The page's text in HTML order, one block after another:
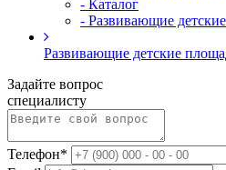
- Каталог
- Развивающие
Развивающие детские
Задайте вопрос
специалисту
Телефон*